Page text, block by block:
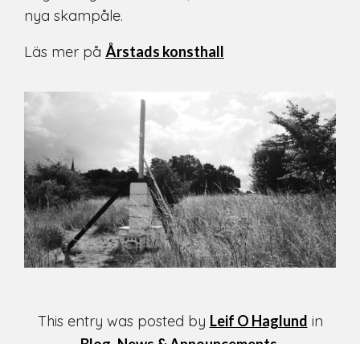
nya skampåle.
Läs mer på Årstads konsthall
This entry was posted by Leif O Haglund in